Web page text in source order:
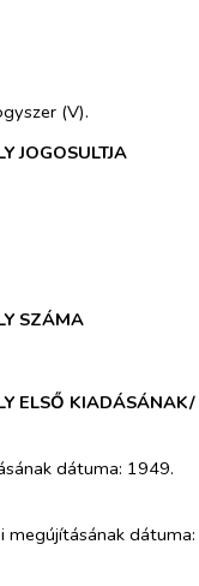
(V).
JOGOSULTJA
SZÁMA
ELSŐ KIADÁSÁNAK/
dátuma: 1949.
dátuma: